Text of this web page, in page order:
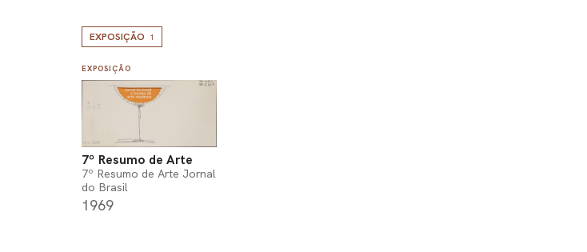
EXPOSIÇÃO 1
EXPOSIÇÃO
7º Resumo de Arte
7º Resumo de Arte Jornal
do Brasil
1969